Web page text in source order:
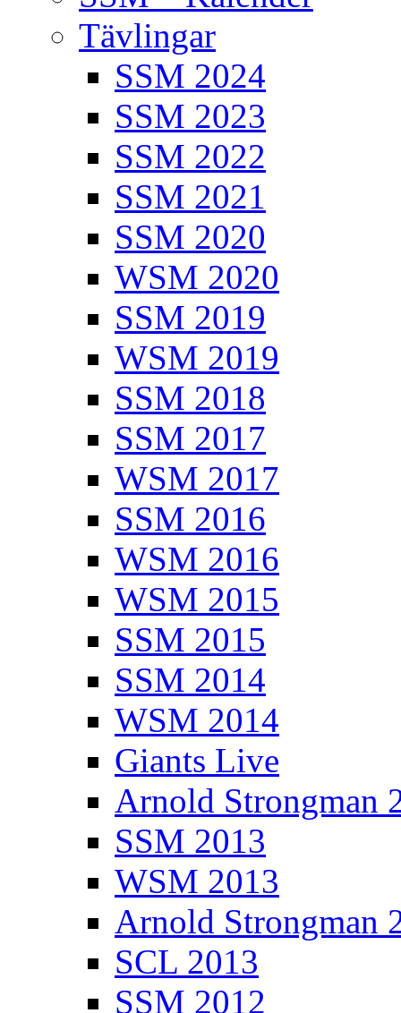
Tävlingar
SSM 2024
SSM 2023
SSM 2022
SSM 2021
SSM 2020
WSM 2020
SSM 2019
WSM 2019
SSM 2018
SSM 2017
WSM 2017
SSM 2016
WSM 2016
WSM 2015
SSM 2015
SSM 2014
WSM 2014
Giants Live
Arnold Strongman
SSM 2013
WSM 2013
Arnold Strongman
SCL 2013
SSM 2012